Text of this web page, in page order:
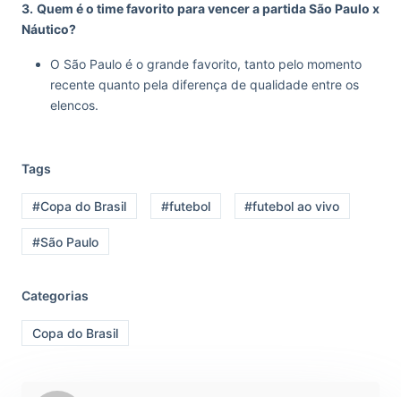
3. Quem é o time favorito para vencer a partida São Paulo x
Náutico?
O São Paulo é o grande favorito, tanto pelo momento
recente quanto pela diferença de qualidade entre os
elencos.
Tags
#Copa do Brasil #futebol #futebol ao vivo
#São Paulo
Categorias
Copa do Brasil